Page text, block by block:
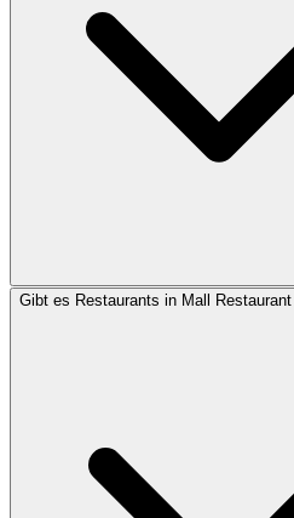
Gibt es Restaurants in Mall